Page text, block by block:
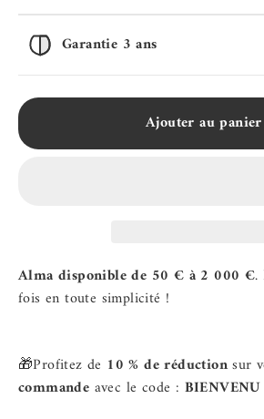
Garantie 3 ans
Ajouter au panier
Alma disponible de 50 € à 2 000 €.
fois en toute simplicité !
🎁Profitez de 10 % de réductionsur
commande avec le code : BIENVENU